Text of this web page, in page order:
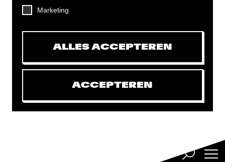
Marketing
ALLES ACCEPTEREN
ACCEPTEREN
Helling 7, 3523 CB Utrecht
Toegankelijkheids­verklaringMijn tickets